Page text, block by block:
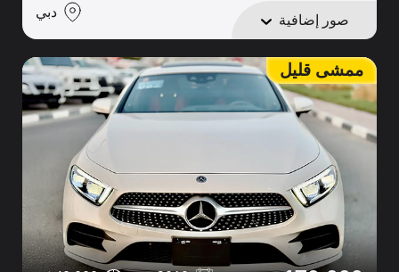
صور إضافية دبي
ممشى قليل